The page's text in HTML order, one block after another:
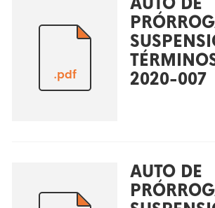
.pdf
2020-007
AUTO DE